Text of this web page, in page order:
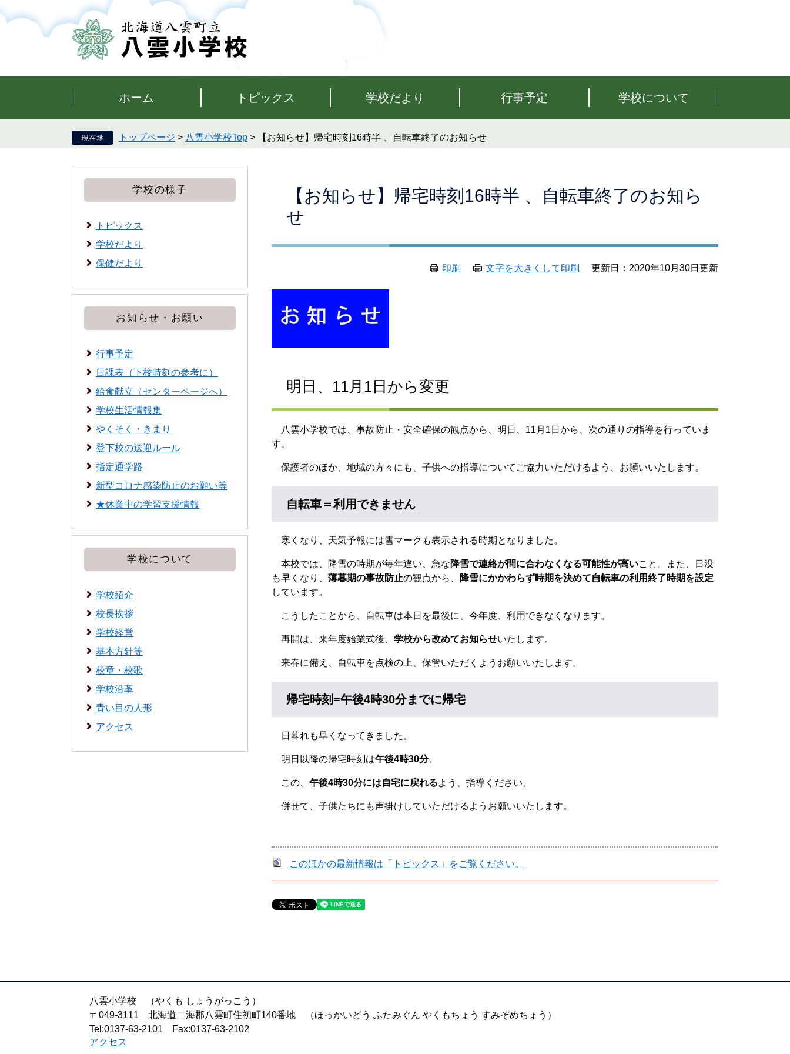
ー
で
ニ
ば
本
ホーム トピックス 学校だより 行事予定 学校について
トップページ > 八雲小学校Top > 【お知らせ】帰宅時刻16時半 、自転車終了のお知らせ
【お知らせ】帰宅時刻16時半 、自転車終了のお知ら
せ
印刷 文字を大きくして印刷 更新日：2020年10月30日更新
明日、11月1日から変更
八雲小学校では、事故防止・安全確保の観点から、明日、11月1日から、次の通りの指導を行っていま
す。
保護者のほか、地域の方々にも、子供への指導についてご協力いただけるよう、お願いいたします。
自転車＝利用できません
寒くなり、天気予報には雪マークも表示される時期となりました。
本校では、降雪の時期が毎年違い、急な降雪で連絡が間に合わなくなる可能性が高いこと。また、日没
も早くなり、 薄暮期の事故防止の観点から、
降雪にかかわらず時期を決めて自転車の利用終了時期を設定
しています。
こうしたことから、自転車は本日を最後に、今年度、利用できなくなります。
再開は、来年度始業式後、 学校から改めてお知らせいたします。
来春に備え、自転車を点検の上、保管いただくようお願いいたします。
帰宅時刻=午後4時30分までに帰宅
日暮れも早くなってきました。
明日以降の帰宅時刻は午後4時30分。
この、 午後4時30分には自宅に戻れるよう、指導ください。
併せて、子供たちにも声掛けしていただけるようお願いいたします。
このほかの最新情報は「トピックス」をご覧ください。
学校の様子
トピックス
学校だより
保健だより
お知らせ・お願い
行事予定
日課表（下校時刻の参考に）
給食献立（センターページへ）
学校生活情報集
やくそく・きまり
登下校の送迎ルール
指定通学路
新型コロナ感染防止のお願い等
★休業中の学習支援情報
学校について
学校紹介
校長挨拶
学校経営
基本方針等
校章・校歌
学校沿革
青い目の人形
アクセス
八雲小学校 （やくも しょうがっこう）
〒049-3111 北海道二海郡八雲町住初町140番地 （ほっかいどう ふたみぐん やくもちょう すみぞめちょう）
Tel:0137-63-2101 Fax:0137-63-2102
アクセス